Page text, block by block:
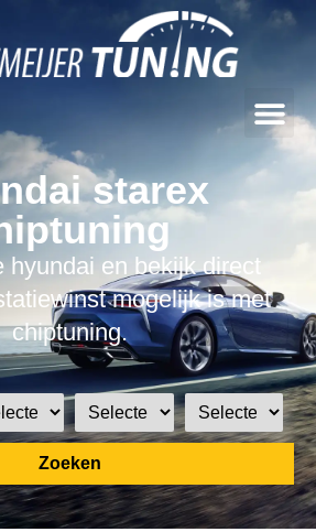
starex
hyundai en bekijk direct
mogelijk is met
chiptuning.
Zoeken